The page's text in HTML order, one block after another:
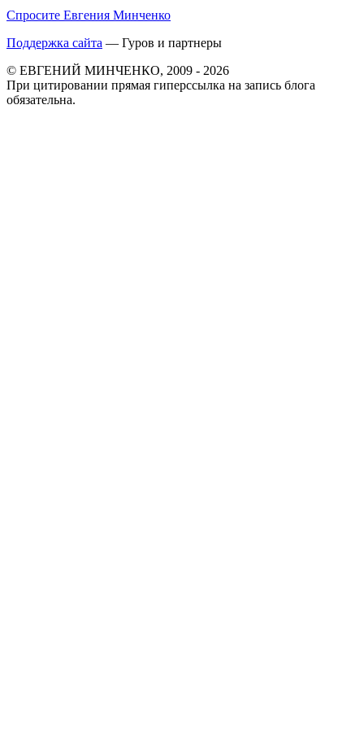
Спросите Евгения Минченко
Поддержка сайта — Гуров и партнеры
© ЕВГЕНИЙ МИНЧЕНКО, 2009 - 2026
При цитировании прямая гиперссылка на запись блога
обязательна.